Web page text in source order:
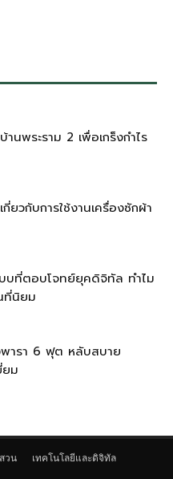
นพระราม 2 เพื่อเกร็งกำไร
ยวกับการใช้งานเครื่องซักผ้า
บที่ตอบโจทย์ยุคดิจิทัล ทำไม
ที่นิยม
ารา 6 ฟุต หลับสบาย
ยม
วน เทคโนโลยีและดิจิทัล